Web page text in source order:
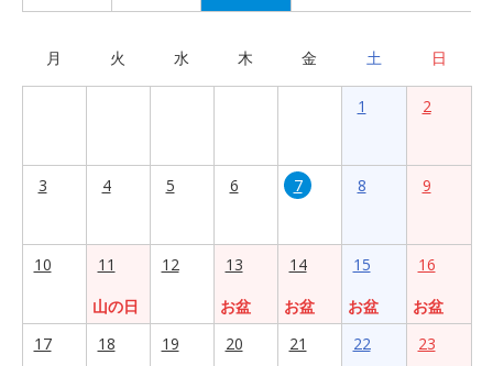
月 火 水 木 金 土 日
1 2
3 4 5 6 7 8 9
10
11
山の日
12
13
お盆
14
お盆
15
お盆
16
お盆
17
18 19 20 21 22 23